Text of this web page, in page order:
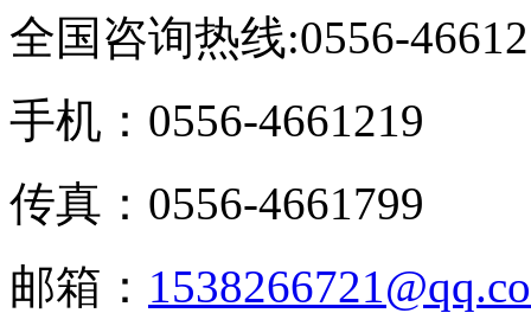
全国咨询热线:0556-
手机：0556-4661219
传真：0556-4661799
邮箱：